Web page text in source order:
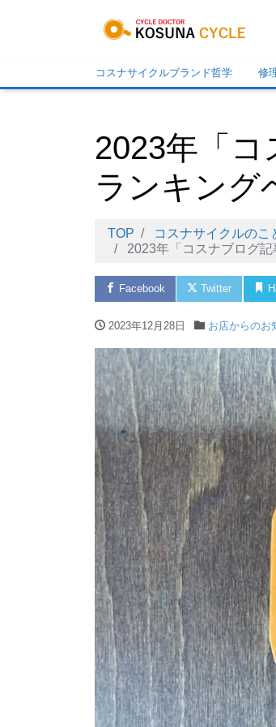
コスナサイクルブランド哲学 修
2023年「コ
ランキング
TOP コスナサイクルのこ
2023年「コスナブログ
Facebook Twitter
2023年12月28日 お店からのお